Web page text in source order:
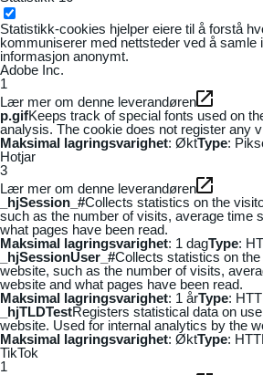
Statistikk-cookies hjelper eiere til å forstå
kommuniserer med nettsteder ved å samle
informasjon anonymt.
Adobe Inc.
1
Lær mer om denne leverandøren
p.gifKeeps track of special fonts used on
analysis. The cookie does not register any
Maksimal lagringsvarighet: ØktType:
Hotjar
3
Lær mer om denne leverandøren
_hjSession_#Collects statistics on the
such as the number of visits, average time
what pages have been read.
Maksimal lagringsvarighet: 1 dagType:
_hjSessionUser_#Collects statistics on
website, such as the number of visits,
website and what pages have been read.
Maksimal lagringsvarighet: 1 årType:
_hjTLDTestRegisters statistical data on
website. Used for internal analytics by the
Maksimal lagringsvarighet: ØktType:
TikTok
1